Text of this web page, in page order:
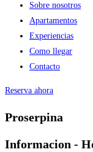
Sobre nosotros
Apartamentos
Experiencias
Como llegar
Contacto
Reserva ahora
Proserpina
Informacion -